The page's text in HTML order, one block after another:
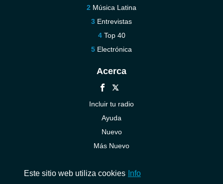
Música Latina
Entrevistas
Top 40
Electrónica
Acerca
Incluir tu radio
Ayuda
Nuevo
Más Nuevo
Este sitio web utiliza cookies Info